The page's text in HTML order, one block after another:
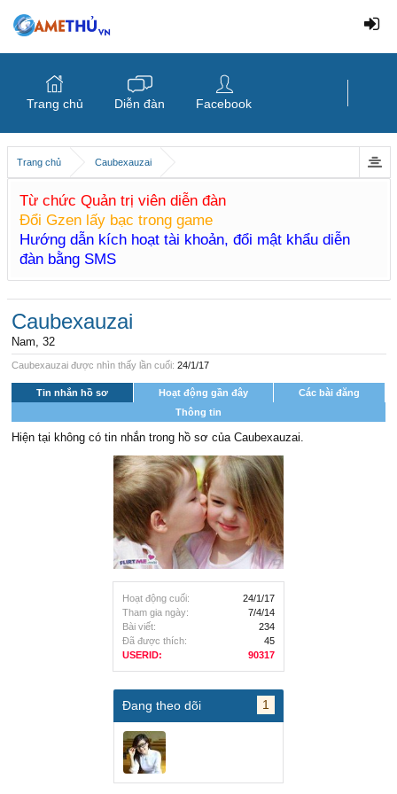
Trang chủ Caubexauzai
Từ chức Quản trị viên diễn đàn
Đổi Gzen lấy bạc trong game
Hướng dẫn kích hoạt tài khoản, đổi mật khẩu diễn
đàn bằng SMS
Hoạt động cuối:
24/1/17
Tham gia ngày:
7/4/14
Bài viết:
234
Đã được thích:
45
USERID:
90317
Đang theo dõi 1
Caubexauzai
Nam, 32
Caubexauzai được nhìn thấy lần cuối: 24/1/17
Tin nhắn hồ sơ Hoạt động gần đây
Các bài đăng
Thông tin
Hiện tại không có tin nhắn trong hồ sơ của Caubexauzai.
Trang chủ Diễn đàn Facebook